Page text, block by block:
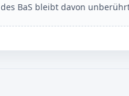
des BaS bleibt davon